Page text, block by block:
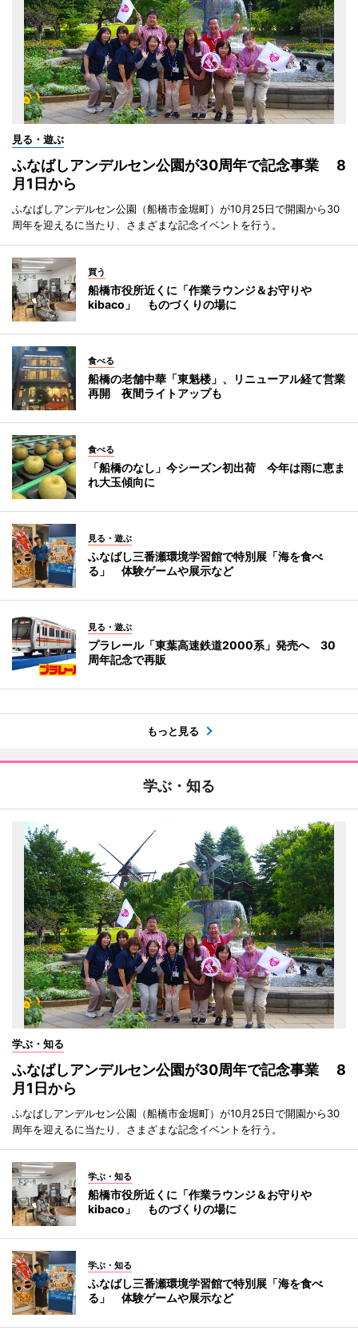
見る・遊ぶ
ふなばしアンデルセン公園が30周年で記念事業 8
月1日から
ふなばしアンデルセン公園（船橋市金堀町）が10月25日で開園から30
周年を迎えるに当たり、さまざまな記念イベントを行う。
買う
船橋市役所近くに「作業ラウンジ＆お守りや
kibaco」 ものづくりの場に
食べる
船橋の老舗中華「東魁楼」、リニューアル経て営業
再開 夜間ライトアップも
食べる
「船橋のなし」今シーズン初出荷 今年は雨に恵ま
れ大玉傾向に
見る・遊ぶ
ふなばし三番瀬環境学習館で特別展「海を食べ
る」 体験ゲームや展示など
見る・遊ぶ
プラレール「東葉高速鉄道2000系」発売へ 30
周年記念で再販
もっと見る
学ぶ・知る
学ぶ・知る
ふなばしアンデルセン公園が30周年で記念事業 8
月1日から
ふなばしアンデルセン公園（船橋市金堀町）が10月25日で開園から30
周年を迎えるに当たり、さまざまな記念イベントを行う。
学ぶ・知る
船橋市役所近くに「作業ラウンジ＆お守りや
kibaco」 ものづくりの場に
学ぶ・知る
ふなばし三番瀬環境学習館で特別展「海を食べ
る」 体験ゲームや展示など